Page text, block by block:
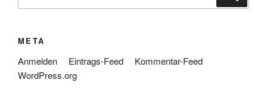
META
Anmelden Eintrags-Feed
Kommentar-Feed
WordPress.org